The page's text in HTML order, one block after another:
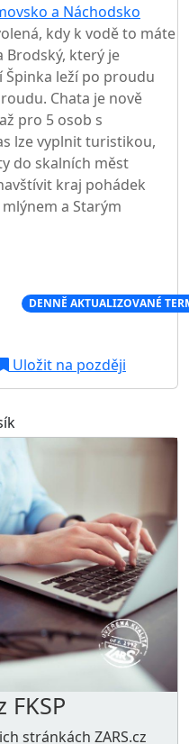
a Náchodsko
kdy k vodě to máte
Brodský, který je
leží po proudu
Chata je nově
pro 5 osob s
lze vyplnit turistikou,
do skalních měst
kraj pohádek
a Starým
DENNĚ AKTUALIZOVANÉ
Uložit na později
stránkách ZARS.cz